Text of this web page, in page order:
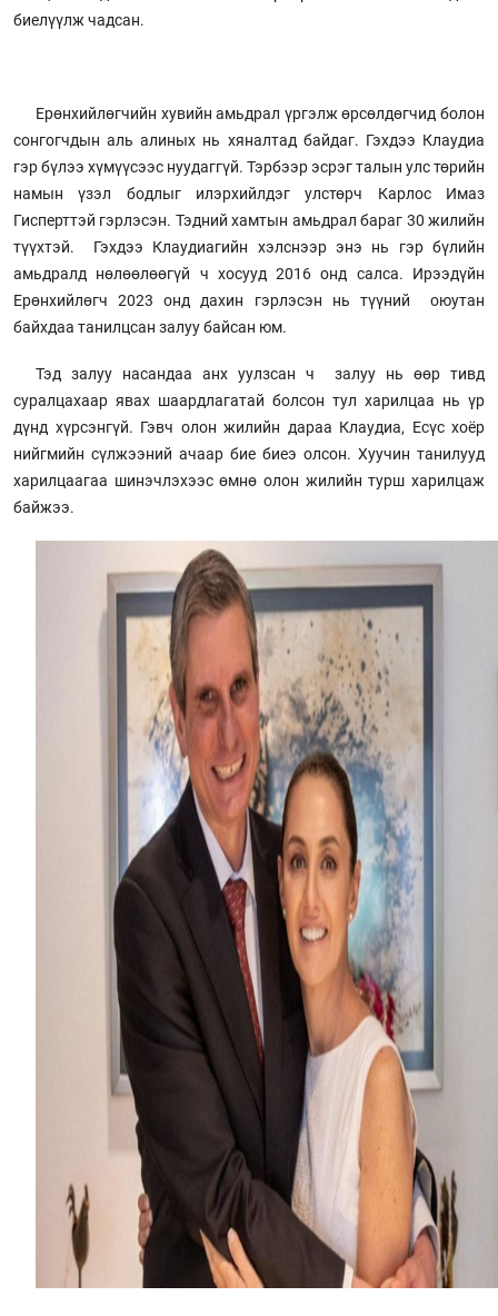
биелүүлж чадсан.
Ерөнхийлөгчийн хувийн амьдрал үргэлж өрсөлдөгчид болон
сонгогчдын аль алиных нь хяналтад байдаг. Гэхдээ Клаудиа
гэр бүлээ хүмүүсээс нуудаггүй. Тэрбээр эсрэг талын улс төрийн
намын үзэл бодлыг илэрхийлдэг улстөрч Карлос Имаз
Гисперттэй гэрлэсэн. Тэдний хамтын амьдрал бараг 30 жилийн
түүхтэй. Гэхдээ Клаудиагийн хэлснээр энэ нь гэр бүлийн
амьдралд нөлөөлөөгүй ч хосууд 2016 онд салса. Ирээдүйн
Ерөнхийлөгч 2023 онд дахин гэрлэсэн нь түүний оюутан
байхдаа танилцсан залуу байсан юм.
Тэд залуу насандаа анх уулзсан ч залуу нь өөр тивд
суралцахаар явах шаардлагатай болсон тул харилцаа нь үр
дүнд хүрсэнгүй. Гэвч олон жилийн дараа Клаудиа, Есүс хоёр
нийгмийн сүлжээний ачаар бие биеэ олсон. Хуучин танилууд
харилцаагаа шинэчлэхээс өмнө олон жилийн турш харилцаж
байжээ.